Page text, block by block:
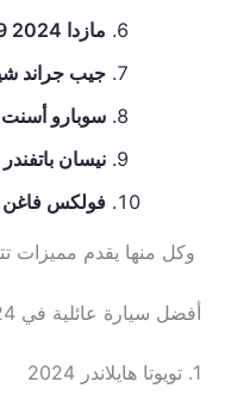
مازدا CX-9 2024
جيب جراند
سوبارو أسنت 2024
نيسان باتفندر 2024
فولكس فاغن
وكل منها يقدم مميزات
أفضل سيارة عائلية في 2024
1. تويوتا هايلاندر 2024